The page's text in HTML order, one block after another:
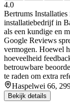
4.0
Bertrums Installaties
installatiebedrijf in
als een kundige en
Google Reviews
vermogen. Hoewel
hoeveelheid
betrouwbare
te raden om extra
Haspelwei 66,
Bekijk details